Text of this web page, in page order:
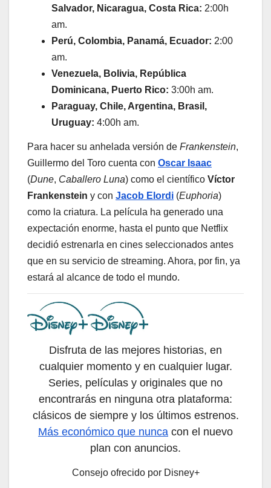
Salvador, Nicaragua, Costa Rica: 2:00h
am.
Perú, Colombia, Panamá, Ecuador: 2:00
am.
Venezuela, Bolivia, República
Dominicana, Puerto Rico: 3:00h am.
Paraguay, Chile, Argentina, Brasil,
Uruguay: 4:00h am.
Para hacer su anhelada versión de Frankenstein,
Guillermo del Toro cuenta con Oscar Isaac
(Dune, Caballero Luna) como el científico Víctor
Frankenstein y con Jacob Elordi (Euphoria)
como la criatura. La película ha generado una
expectación enorme, hasta el punto que Netflix
decidió estrenarla en cines seleccionados antes
que en su servicio de streaming. Ahora, por fin, ya
estará al alcance de todo el mundo.
Disfruta de las mejores historias, en
cualquier momento y en cualquier lugar.
Series, películas y originales que no
encontrarás en ninguna otra plataforma:
clásicos de siempre y los últimos estrenos.
Más económico que nunca con el nuevo
plan con anuncios.
Consejo ofrecido por Disney+